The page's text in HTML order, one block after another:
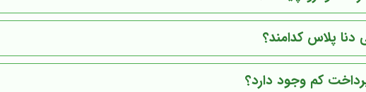
دنا پلاس کدامند؟
کم وجود دارد؟